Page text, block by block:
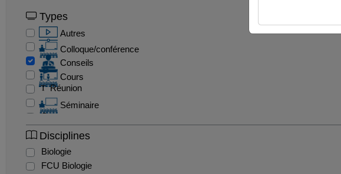
Types
Autres
Colloque/conférence
Conseils
Cours
Réunion
Séminaire
Soutenance
Tutoriel
Disciplines
Biologie
FCU Biologie